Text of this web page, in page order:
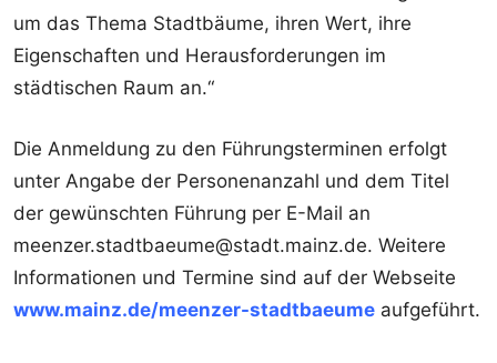
um das Thema Stadtbäume, ihren Wert, ihre
Eigenschaften und Herausforderungen im
städtischen Raum an.“
Die Anmeldung zu den Führungsterminen erfolgt
unter Angabe der Personenanzahl und dem Titel
der gewünschten Führung per E-Mail an
meenzer.stadtbaeume@stadt.mainz.de. Weitere
Informationen und Termine sind auf der Webseite
www.mainz.de/meenzer-stadtbaeume aufgeführt.